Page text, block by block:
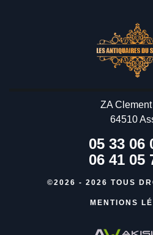
ZA
64510
05 33 06
06 41 05
©2026 - 2026 TOUS
MENTIONS